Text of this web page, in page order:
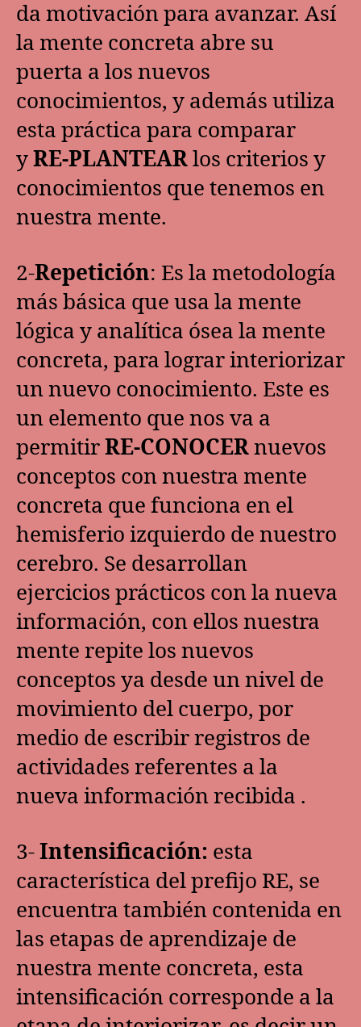
da motivación para avanzar. Así
la mente concreta abre su
puerta a los nuevos
conocimientos, y además utiliza
esta práctica para comparar
yRE-PLANTEARlos criterios y
conocimientos que tenemos en
nuestra mente.
2-Repetición: Es la metodología
más básica que usa la mente
lógica y analítica ósea la mente
concreta, para lograr interiorizar
un nuevo conocimiento. Este es
un elemento que nos va a
permitirRE-CONOCERnuevos
conceptos con nuestra mente
concreta que funciona en el
hemisferio izquierdo de nuestro
cerebro. Se desarrollan
ejercicios prácticos con la nueva
información, con ellos nuestra
mente repite los nuevos
conceptos ya desde un nivel de
movimiento del cuerpo, por
medio de escribir registros de
actividades referentes a la
nueva información recibida .
3-Intensificación: esta
característica del prefijo RE, se
encuentra también contenida en
las etapas de aprendizaje de
nuestra mente concreta, esta
intensificación corresponde a la